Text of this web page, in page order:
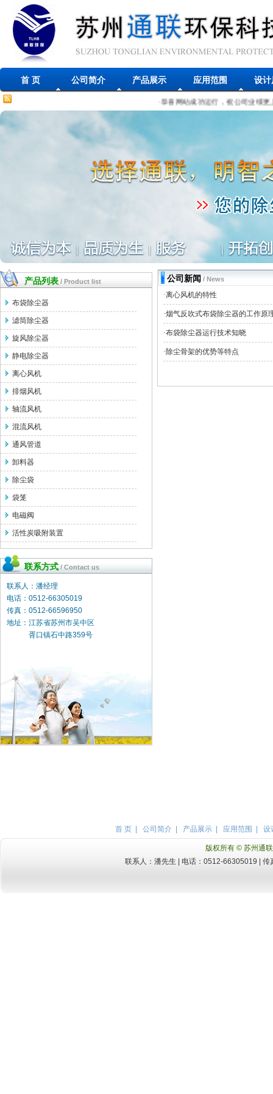
首 页 公司简介 产品展示 应用范围 设计
恭喜网站成功运行，祝公司业绩更
产品列表 / Product list
布袋除尘器
滤筒除尘器
旋风除尘器
静电除尘器
离心风机
排烟风机
轴流风机
混流风机
通风管道
卸料器
除尘袋
袋笼
电磁阀
活性炭吸附装置
联系方式 / Contact us
联系人：潘经理
电话：0512-66305019
传真：0512-66596950
地址：江苏省苏州市吴中区
胥口镇石中路359号
公司新闻 / News
·离心风机的特性
·烟气反吹式布袋除尘器的工作原
·布袋除尘器运行技术知晓
·除尘骨架的优势等特点
首 页 |公司简介 产品展示 应用范围 |设
版权所有 © 苏州通
联系人：潘先生 | 电话：0512-66305019 |